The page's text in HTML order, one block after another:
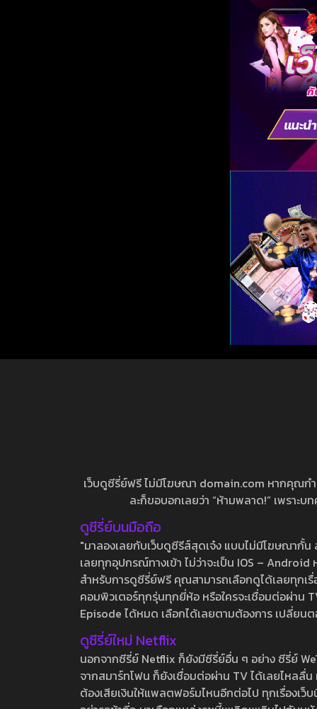
เว็บดูซีรี่ย์ฟรี ไม่มีโฆษณา domain.com หากคุณก
ละก็ขอบอกเลยว่า “ห้ามพลาด!” เพราะ
ดูซีรี่ย์บนมือถือ
"มาลองเลยกับเว็บดูซีรีส์สุดเจ๋ง แบบไม่มีโฆษณากั้
เลยทุกอุปกรณ์ทางเข้า ไม่ว่าจะเป็น IOS –
สำหรับการดูซีรี่ย์ฟรี คุณสามารถเลือกดูได้เลยทุกเ
คอมพิวเตอร์ทุกรุ่นทุกยี่ห้อ หรือใครจะเชื่อมต่อผ่าน
Episode ได้หมด เลือกได้เลยตามต้องการ เปลี่ยน
ดูซีรี่ย์ใหม่ Netflix
นอกจากซีรี่ย์ Netflix ก็ยังมีซีรี่ย์อื่น ๆ อย่าง ซีรี่ย์
จากสมาร์ทโฟน ก็ยังเชื่อมต่อผ่าน TV ได้เลยไหลลื่
ต้องเสียเงินให้แพลตฟอร์มไหนอีกต่อไป ทุกเรื่องเว็